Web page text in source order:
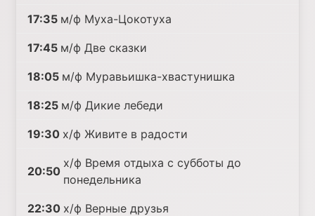
17:35 м/ф Муха-Цокотуха
17:45 м/ф Две сказки
18:05 м/ф Муравьишка-хвастунишка
18:25 м/ф Дикие лебеди
19:30 х/ф Живите в радости
20:50
х/ф Время отдыха с субботы до
понедельника
22:30 х/ф Верные друзья